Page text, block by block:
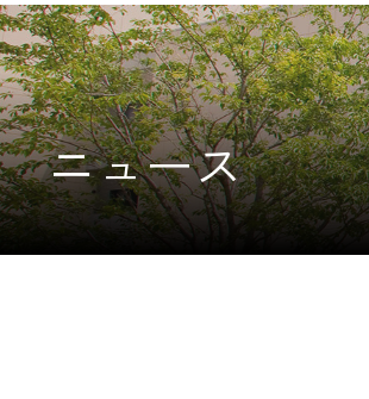
SEARCH
ニュース